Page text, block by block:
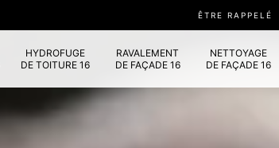
ÊTRE RAPPELÉ
HYDROFUGE
DE TOITURE 16
RAVALEMENT
DE FAÇADE 16
NETTOYAGE
DE FAÇADE 16